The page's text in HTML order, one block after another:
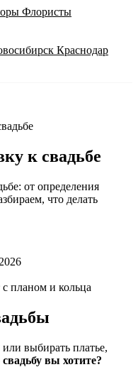
Флористы
Краснодар
к свадьбе
от определения
что делать
выбирать платье,
вы хотите?